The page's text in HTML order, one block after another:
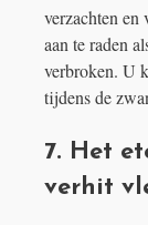
verzachten en
aan te raden
verbroken. U
tijdens de
7. Het
verhit